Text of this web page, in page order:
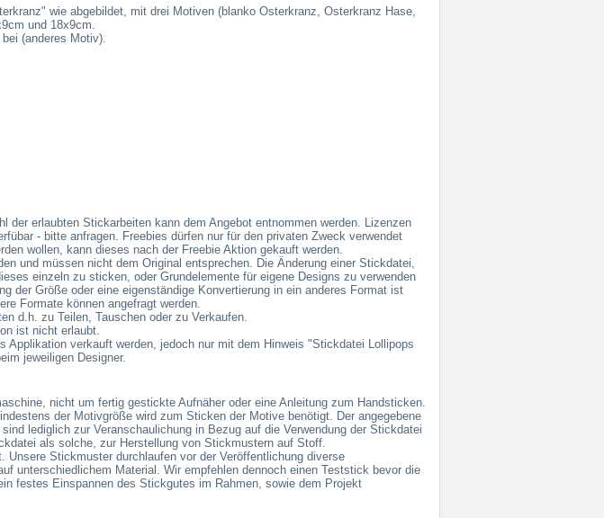
wie abgebildet, mit drei Motiven (blanko Osterkranz, Osterkranz Hase,
und 18x9cm.
(anderes Motiv).
der erlaubten Stickarbeiten kann dem Angebot entnommen werden. Lizenzen
- bitte anfragen. Freebies dürfen nur für den privaten Zweck verwendet
wollen, kann dieses nach der Freebie Aktion gekauft werden.
und müssen nicht dem Original entsprechen. Die Änderung einer Stickdatei,
einzeln zu sticken, oder Grundelemente für eigene Designs zu verwenden
der Größe oder eine eigenständige Konvertierung in ein anderes Format ist
Formate können angefragt werden.
d.h. zu Teilen, Tauschen oder zu Verkaufen.
ist nicht erlaubt.
verkauft werden, jedoch nur mit dem Hinweis "Stickdatei Lollipops
jeweiligen Designer.
nicht um fertig gestickte Aufnäher oder eine Anleitung zum Handsticken.
der Motivgröße wird zum Sticken der Motive benötigt. Der angegebene
lediglich zur Veranschaulichung in Bezug auf die Verwendung der Stickdatei
als solche, zur Herstellung von Stickmustern auf Stoff.
Stickmuster durchlaufen vor der Veröffentlichung diverse
unterschiedlichem Material. Wir empfehlen dennoch einen Teststick bevor die
festes Einspannen des Stickgutes im Rahmen, sowie dem Projekt